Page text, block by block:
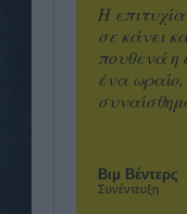
Βιμ Βέντερς
Συνέντευξη
Η
σε κάνει
πουθενά η
ένα